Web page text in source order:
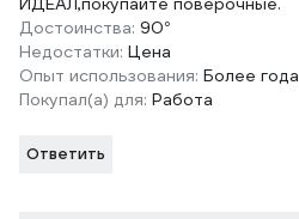
Достоинства: 90°
Недостатки: Цена
Опыт использования: Более года
Покупал(а) для: Работа
Ответить